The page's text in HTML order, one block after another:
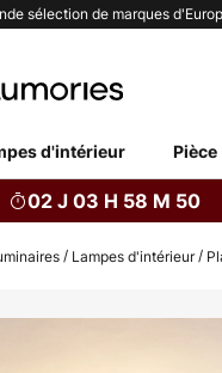
sélection de marques
d'intérieur Pièce
02 J 03 H 58 M 48 S
Lampes d'intérieur